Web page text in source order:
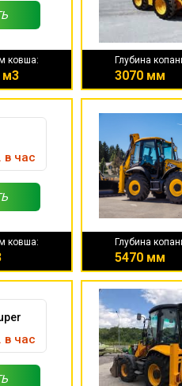
ковша:
м3
Глубина
3070 мм
в час
ковша: Глубина
5470 мм
в час